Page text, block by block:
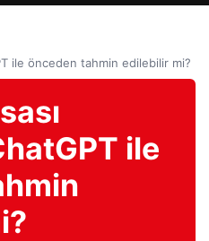
ile önceden tahmin edilebilir mi?
ile